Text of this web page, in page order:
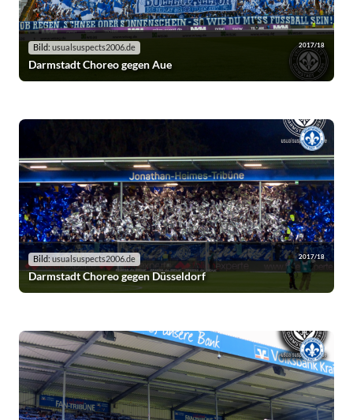
Bild: usualsuspects2006.de 2017/18
Darmstadt Choreo gegen Aue
Bild: usualsuspects2006.de 2017/18
Darmstadt Choreo gegen Düsseldorf